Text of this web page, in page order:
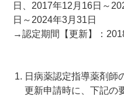
日、2017年12月16日～
日～2024年3月31日
→認定期間【更新】：
日病薬認定指導薬剤師
更新申請時に、下記の